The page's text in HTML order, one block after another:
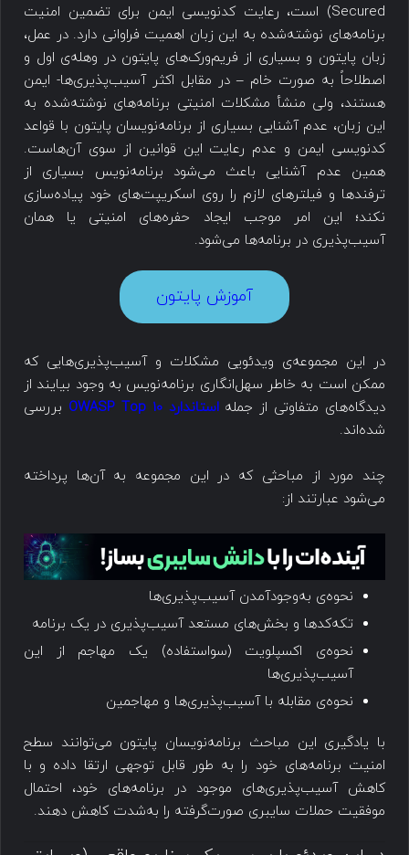
Secured) است، رعایت کدنویسی ایمن برای تضمین امنیت
برنامه‌های نوشته‌شده به این زبان اهمیت فراوانی دارد. در عمل،
زبان پایتون و بسیاری از فریم‌ورک‌های پایتون در وهله‌ی اول و
اصطلاحاً به صورت خام – در مقابل اکثر آسیب‌پذیری‌ها- ایمن
هستند، ولی منشأ مشکلات امنیتی برنامه‌های نوشته‌شده به
این زبان، عدم آشنایی بسیاری از برنامه‌نویسان پایتون با قواعد
کدنویسی ایمن و عدم رعایت این قوانین از سوی آن‌هاست.
همین عدم آشنایی باعث می‌شود برنامه‌نویس بسیاری از
ترفندها و فیلترهای لازم را روی اسکریپت‌های خود پیاده‌سازی
نکند؛ این امر موجب ایجاد حفره‌های امنیتی یا همان
آسیب‌پذیری در برنامه‌ها می‌شود.
آموزش پایتون
در این مجموعه‌ی ویدئویی مشکلات و آسیب‌پذیری‌هایی که
ممکن است به خاطر سهل‌انگاری برنامه‌نویس به وجود بیایند از
دیدگاه‌های متفاوتی از جملهاستاندارد OWASP Top 10
بررسی
شده‌اند.
چند مورد از مباحثی که در این مجموعه به آن‌ها پرداخته
می‌شود عبارتند از:
نحوه‌ی به‌وجودآمدن آسیب‌پذیری‌ها
تکه‌کدها و بخش‌های مستعد آسیب‌پذیری در یک برنامه
نحوه‌ی اکسپلویت (سواستفاده) یک مهاجم از این
آسیب‌پذیری‌ها
نحوه‌ی مقابله با آسیب‎‌پذیری‌ها و مهاجمین
با یادگیری این مباحث برنامه‌نویسان پایتون می‌توانند سطح
امنیت برنامه‌های خود را به طور قابل توجهی ارتقا داده و با
کاهش آسیب‌پذیری‌های موجود در برنامه‌های خود، احتمال
موفقیت حملات سایبری صورت‌گرفته را به‌شدت کاهش دهند.